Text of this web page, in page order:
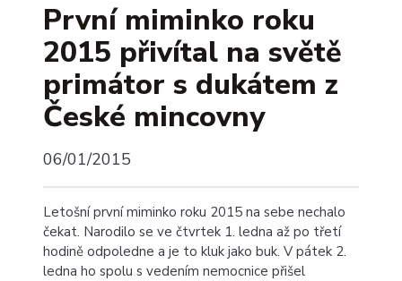
První miminko roku
2015 přivítal na světě
primátor s dukátem z
České mincovny
06/01/2015
Letošní první miminko roku 2015 na sebe nechalo
čekat. Narodilo se ve čtvrtek 1. ledna až po třetí
hodině odpoledne a je to kluk jako buk. V pátek 2.
ledna ho spolu s vedením nemocnice přišel